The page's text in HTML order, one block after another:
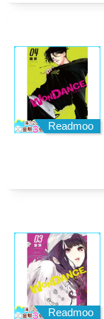
Readmoo
Readmoo